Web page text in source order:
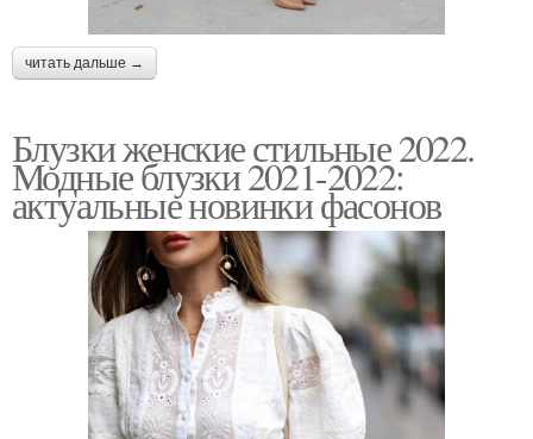
читать дальше →
Блузки женские стильные 2022.
Модные блузки 2021-2022:
актуальные новинки фасонов